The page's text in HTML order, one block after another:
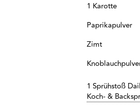
1 Karotte
Paprikapulver
Zimt
1 Sprühstoß
Koch- &